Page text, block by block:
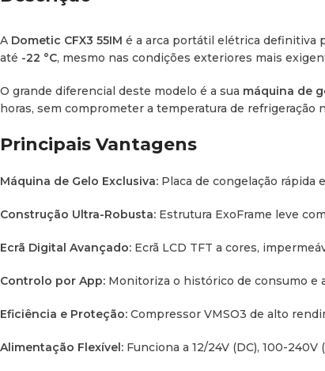
A Dometic CFX3 55IM é a arca portátil elétrica definitiva
até -22 °C, mesmo nas condições exteriores mais
O grande diferencial deste modelo é a sua máquina de
horas, sem comprometer a temperatura de refrigeração
Principais Vantagens
Máquina de Gelo Exclusiva: Placa de congelação rápida
Construção Ultra-Robusta: Estrutura ExoFrame leve
Ecrã Digital Avançado: Ecrã LCD TFT a cores,
Controlo por App: Monitoriza o histórico de consumo e
Eficiência e Proteção: Compressor VMSO3 de alto
Alimentação Flexível: Funciona a 12/24V (DC), 100-